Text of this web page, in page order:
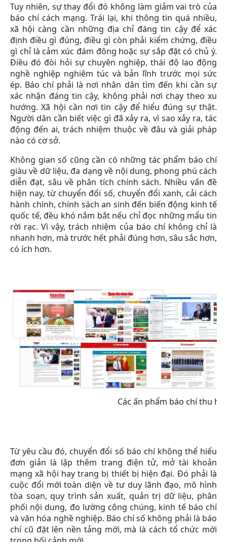
Tuy nhiên, sự thay đổi đó không làm giảm vai trò của
báo chí cách mạng. Trái lại, khi thông tin quá nhiều,
xã hội càng cần những địa chỉ đáng tin cậy để xác
định điều gì đúng, điều gì còn phải kiểm chứng, điều
gì chỉ là cảm xúc đám đông hoặc sự sắp đặt có chủ ý.
Điều đó đòi hỏi sự chuyên nghiệp, thái độ lao động
nghề nghiệp nghiêm túc và bản lĩnh trước mọi sức
ép. Báo chí phải là nơi nhân dân tìm đến khi cần sự
xác nhận đáng tin cậy, không phải nơi chạy theo xu
hướng. Xã hội cần nơi tin cậy để hiểu đúng sự thật.
Người dân cần biết việc gì đã xảy ra, vì sao xảy ra, tác
động đến ai, trách nhiệm thuộc về đâu và giải pháp
nào có cơ sở.
Không gian số cũng cần có những tác phẩm báo chí
giàu về dữ liệu, đa dạng về nội dung, phong phú cách
diễn đạt, sâu về phân tích chính sách. Nhiều vấn đề
hiện nay, từ chuyển đổi số, chuyển đổi xanh, cải cách
hành chính, chính sách an sinh đến biến động kinh tế
quốc tế, đều khó nắm bắt nếu chỉ đọc những mẩu tin
rời rạc. Vì vậy, trách nhiệm của báo chí không chỉ là
nhanh hơn, mà trước hết phải đúng hơn, sâu sắc hơn,
có ích hơn.
Các ấn phẩm báo chí thu
Từ yêu cầu đó, chuyển đổi số báo chí không thể hiểu
đơn giản là lập thêm trang điện tử, mở tài khoản
mạng xã hội hay trang bị thiết bị hiện đại. Đó phải là
cuộc đổi mới toàn diện về tư duy lãnh đạo, mô hình
tòa soạn, quy trình sản xuất, quản trị dữ liệu, phân
phối nội dung, đo lường công chúng, kinh tế báo chí
và văn hóa nghề nghiệp. Báo chí số không phải là báo
chí cũ đặt lên nền tảng mới, mà là cách tổ chức mới